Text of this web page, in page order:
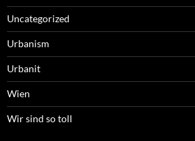
Uncategorized
Urbanism
Urbanit
Wien
Wir sind so toll